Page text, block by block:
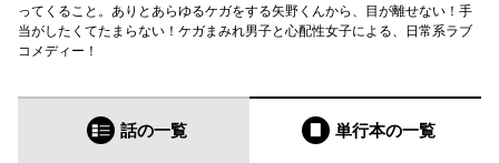
ってくること。ありとあらゆるケガをする矢野くんから、目が離せない！手
当がしたくてたまらない！ケガまみれ男子と心配性女子による、日常系ラブ
コメディー！
話の一覧 単行本の一覧